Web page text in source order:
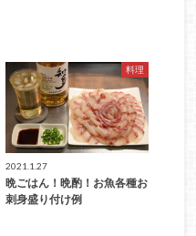
料理
2021.1.27
晩ごはん！晩酌！お魚各種お
刺身盛り付け例